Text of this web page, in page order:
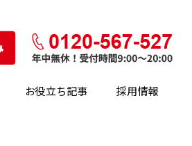
お役立ち記事 採用情報